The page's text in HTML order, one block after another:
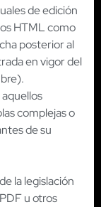
de edición
HTML como
posterior al
en vigor del
complejas o
de su
la legislación
u otros